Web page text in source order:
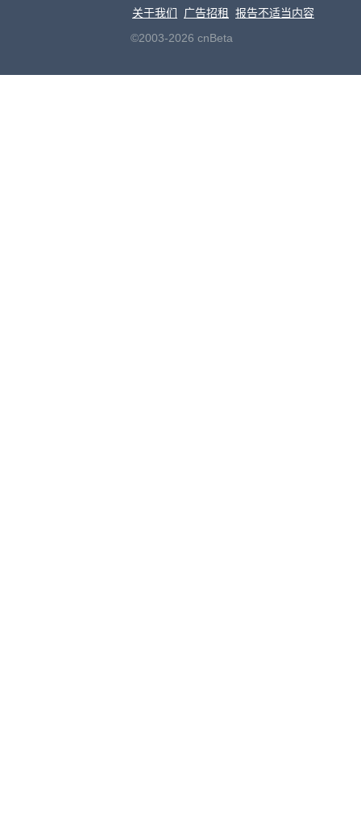
关于我们
广告招租
报告不适当内容
©2003-2026 cnBeta